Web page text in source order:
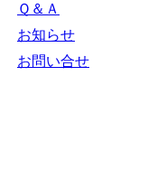
Ｑ＆Ａ
お知らせ
お問い合せ